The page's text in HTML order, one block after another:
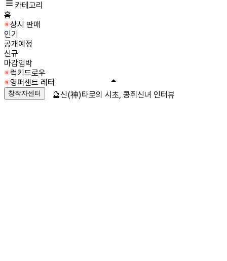
카테고리
홈
상시 판매
인기
공개예정
신규
마감임박
럭키드로우
영퍼센트 레터
창작자센터 🔮신(神)타로의 시초, 콩쥐신녀 인터뷰